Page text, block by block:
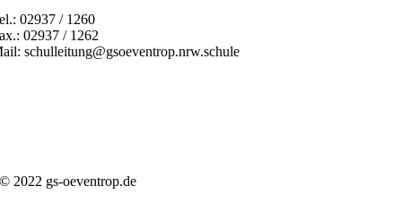
02937 / 1260
02937 / 1262
schulleitung@gsoeventrop.nrw.schule
© 2022 gs-oeventrop.de